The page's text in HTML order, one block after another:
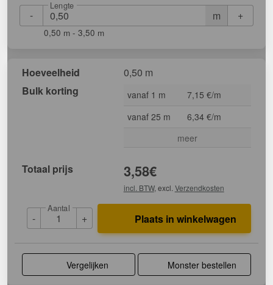
- m
Lengte
+
0,50 m - 3,50 m
Hoeveelheid
0,50 m
Bulk korting
vanaf 1 m
7,15 €/m
vanaf 25 m
6,34 €/m
meer
Totaal prijs 3,58€
incl. BTW, excl. Verzendkosten
-
Aantal
+ Plaats in winkelwagen
Vergelijken Monster bestellen